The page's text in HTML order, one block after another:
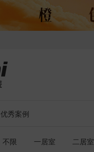
优秀案例
不限 一居室 二居室